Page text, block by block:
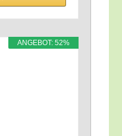
ANGE­BOT: 52%